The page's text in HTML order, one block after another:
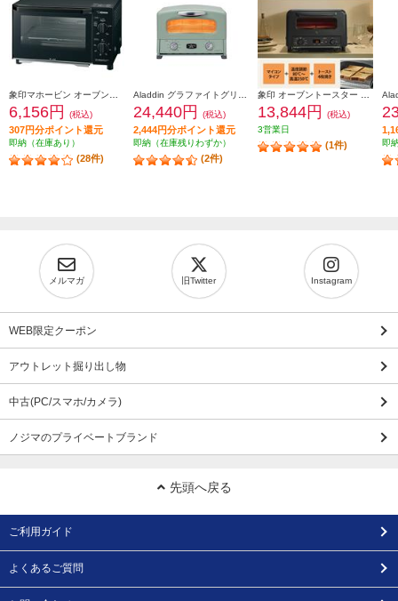
6,156円 (税込)
307円分ポイント還元
即納（在庫あり）
(28件)
24,440円 (税込)
2,444円分ポイント還元
即納（在庫残りわずか）
(2件)
13,844円
(税込)
3営業日
(1件) 即
メルマガ 旧Twitter Instagram
WEB限定クーポン
アウトレット掘り出し物
中古(PC/スマホ/カメラ)
ノジマのプライベートブランド
先頭へ戻る
ご利用ガイド
よくあるご質問